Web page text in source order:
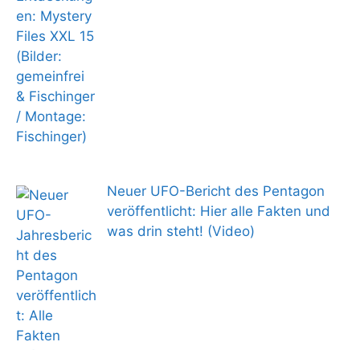
Neuer UFO-Bericht des Pentagon
veröffentlicht: Hier alle Fakten und
was drin steht! (Video)